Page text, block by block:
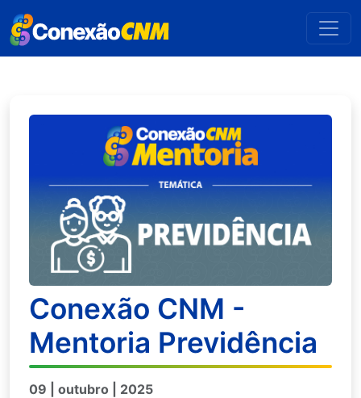
Conexão CNM -
Mentoria Previdência
09 | outubro | 2025